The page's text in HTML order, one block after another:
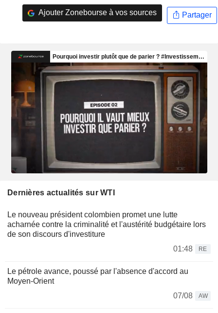
Ajouter Zonebourse à vos sources Partager
Dernières actualités sur WTI
Le nouveau président colombien promet une lutte
acharnée contre la criminalité et l'austérité budgétaire lors
de son discours d'investiture
01:48
RE
Le pétrole avance, poussé par l'absence d'accord au
Moyen-Orient
07/08
AW